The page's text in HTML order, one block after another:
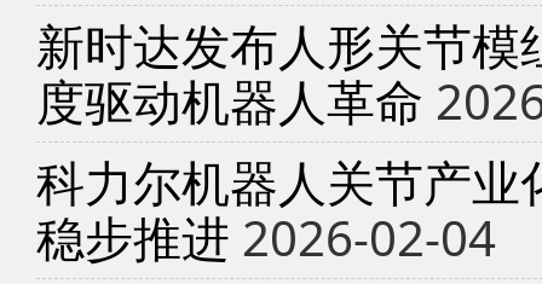
新时达发布人形关节
度驱动机器人革命
科力尔机器人关节产
稳步推进 2026-02-04